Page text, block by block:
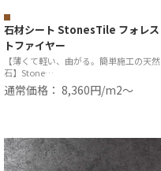
石材シート StonesTile フォレス
トファイヤー
【薄くて軽い、曲がる。簡単施工の天然
石】Stone…
通常価格： 8,360円/m2〜